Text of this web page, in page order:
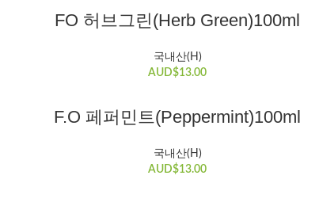
FO 허브그린(Herb Green)100ml
국내산(H)
AUD$13.00
F.O 페퍼민트(Peppermint)100ml
국내산(H)
AUD$13.00